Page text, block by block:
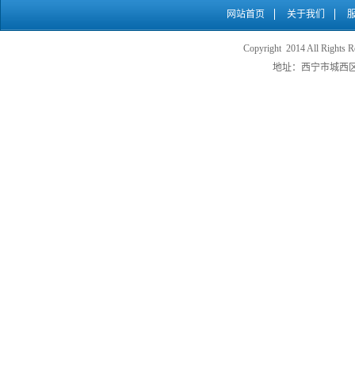
网站首页 关于我们
Copyright 2014 All Rights
地址：西宁市城西